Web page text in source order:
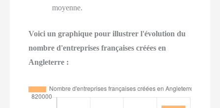
moyenne.
Voici un graphique pour illustrer l'évolution du
nombre d'entreprises françaises créées en
Angleterre :